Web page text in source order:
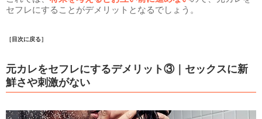
セフレにすることがデメリットとなるでしょう。
［目次に戻る］
元カレをセフレにするデメリット③｜セックスに新
鮮さや刺激がない